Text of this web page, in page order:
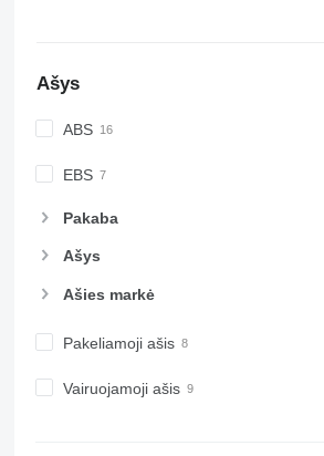
Ašys
ABS
EBS
Pakaba
Ašys
Ašies markė
Pakeliamoji ašis
Vairuojamoji ašis